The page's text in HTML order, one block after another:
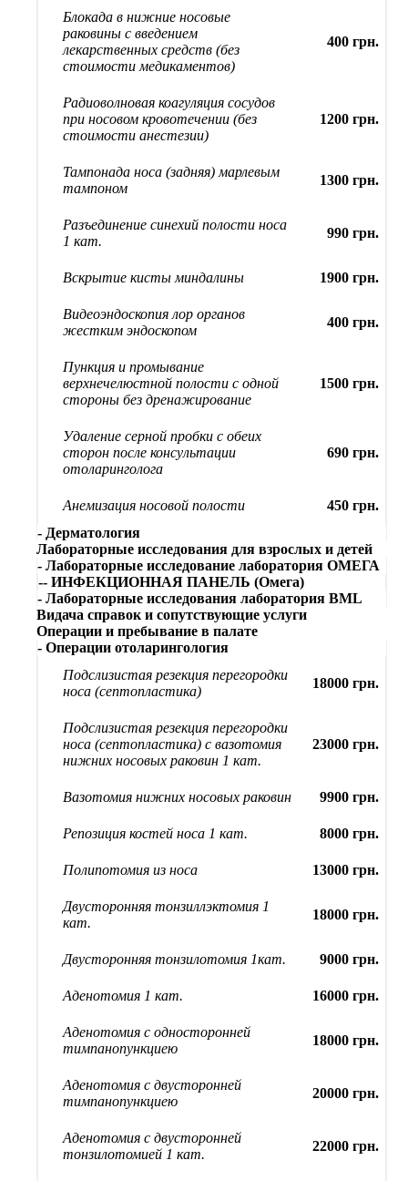
Блокада в нижние носовые
раковины с введением
лекарственных средств (без
стоимости медикаментов)
400 грн.
Радиоволновая коагуляция сосудов
при носовом кровотечении (без
стоимости анестезии)
1200 грн.
Тампонада носа (задняя) марлевым
тампоном
1300 грн.
Разъединение синехий полости носа
1 кат.
990 грн.
Вскрытие кисты миндалины 1900 грн.
Видеоэндоскопия лор органов
жестким эндоскопом
400 грн.
Пункция и промывание
верхнечелюстной полости с одной
стороны без дренажирование
1500 грн.
Удаление серной пробки с обеих
сторон после консультации
отоларинголога
690 грн.
Анемизация носовой полости
450 грн.
- Дерматология
Лабораторные исследования для взрослых и детей
- Лабораторные исследование лаборатория ОМЕГА
-- ИНФЕКЦИОННАЯ ПАНЕЛЬ (Омега)
- Лабораторные исследования лаборатория BML
Видача справок и сопутствующие услуги
Операции и пребывание в палате
- Операции отоларингология
Подслизистая резекция перегородки
носа (септопластика)
18000 грн.
Подслизистая резекция перегородки
носа (септопластика) с вазотомия
нижних носовых раковин 1 кат.
23000 грн.
Вазотомия нижних носовых раковин 9900 грн.
Репозиция костей носа 1 кат. 8000 грн.
Полипотомия из носа 13000 грн.
Двусторонняя тонзиллэктомия 1
кат.
18000 грн.
Двусторонняя тонзилотомия 1кат. 9000 грн.
Аденотомия 1 кат. 16000 грн.
Аденотомия с односторонней
тимпанопункциею
18000 грн.
Аденотомия с двусторонней
тимпанопункциею
20000 грн.
Аденотомия с двусторонней
тонзилотомией 1 кат.
22000 грн.